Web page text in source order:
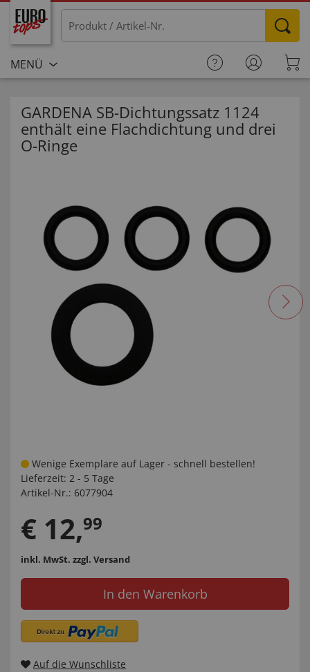
MENÜ
GARDENA SB-Dichtungssatz 1124
enthält eine Flachdichtung und drei
O-Ringe
Wenige Exemplare auf Lager - schnell bestellen!
Lieferzeit: 2 - 5 Tage
Artikel-Nr.: 6077904
€ 12,99
inkl. MwSt. zzgl. Versand
In den Warenkorb
Auf die Wunschliste